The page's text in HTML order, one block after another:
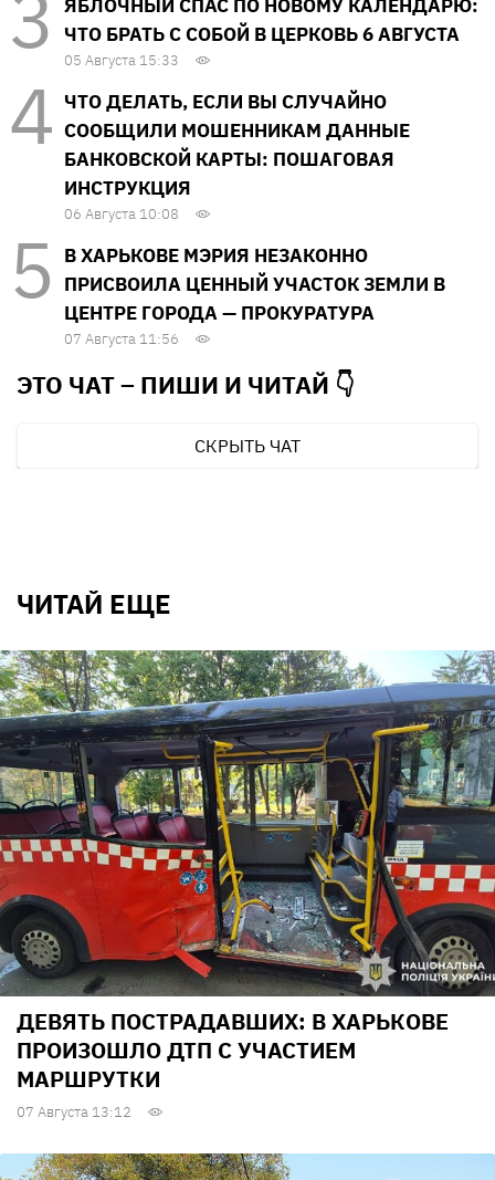
ЯБЛОЧНЫЙ СПАС ПО НОВОМУ КАЛЕНДАРЮ:
ЧТО БРАТЬ С СОБОЙ В ЦЕРКОВЬ 6 АВГУСТА
05 Августа 15:33
ЧТО ДЕЛАТЬ, ЕСЛИ ВЫ СЛУЧАЙНО
СООБЩИЛИ МОШЕННИКАМ ДАННЫЕ
БАНКОВСКОЙ КАРТЫ: ПОШАГОВАЯ
ИНСТРУКЦИЯ
06 Августа 10:08
В ХАРЬКОВЕ МЭРИЯ НЕЗАКОННО
ПРИСВОИЛА ЦЕННЫЙ УЧАСТОК ЗЕМЛИ В
ЦЕНТРЕ ГОРОДА — ПРОКУРАТУРА
07 Августа 11:56
ЭТО ЧАТ – ПИШИ И ЧИТАЙ 👇
СКРЫТЬ ЧАТ
ЧИТАЙ ЕЩЕ
ДЕВЯТЬ ПОСТРАДАВШИХ: В ХАРЬКОВЕ
ПРОИЗОШЛО ДТП С УЧАСТИЕМ
МАРШРУТКИ
07 Августа 13:12